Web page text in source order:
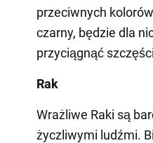
przeciwnych
czarny, będzie dla
przyciągnąć
Rak
Wrażliwe Raki są
życzliwymi ludźmi.